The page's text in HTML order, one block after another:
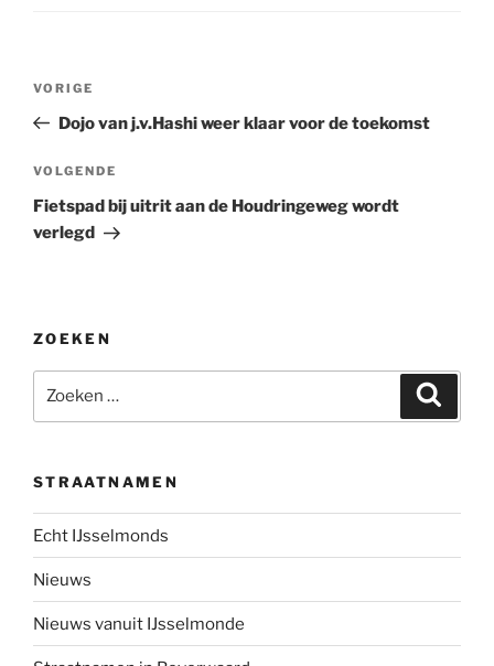
Bericht
Vorig
bericht
VORIGE
Dojo van j.v.Hashi weer klaar voor de toekomst
Volgend
bericht
VOLGENDE
Fietspad bij uitrit aan de Houdringeweg wordt
verlegd
ZOEKEN
naar:
STRAATNAMEN
Echt IJsselmonds
Nieuws
Nieuws vanuit IJsselmonde